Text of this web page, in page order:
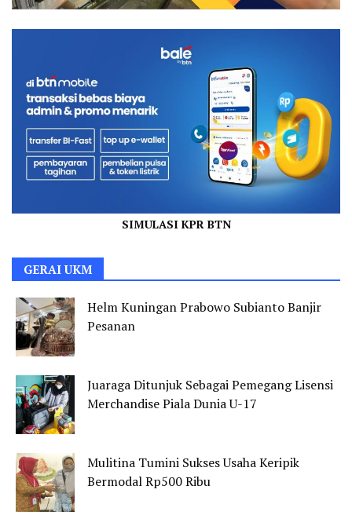
SIMULASI KPR BTN
GERAI UKM
Helm Kuningan Prabowo Subianto Banjir
Pesanan
Juaraga Ditunjuk Sebagai Pemegang Lisensi
Merchandise Piala Dunia U-17
Mulitina Tumini Sukses Usaha Keripik
Bermodal Rp500 Ribu